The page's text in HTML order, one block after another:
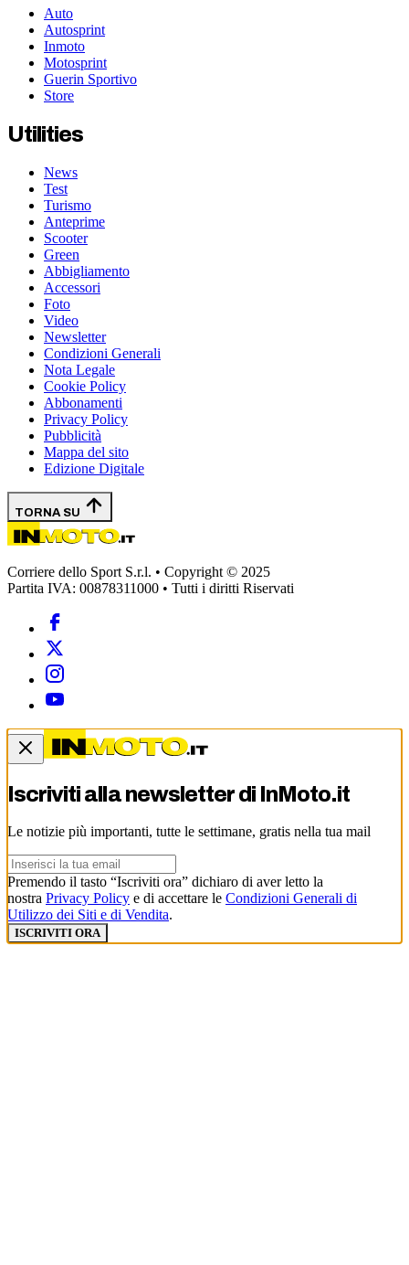
Auto
Autosprint
Inmoto
Motosprint
Guerin Sportivo
Store
Utilities
News
Test
Turismo
Anteprime
Scooter
Green
Abbigliamento
Accessori
Foto
Video
Newsletter
Condizioni Generali
Nota Legale
Cookie Policy
Abbonamenti
Privacy Policy
Pubblicità
Mappa del sito
Edizione Digitale
TORNA SU
Corriere dello Sport S.r.l. • Copyright © 2025
Partita IVA: 00878311000 • Tutti i diritti Riservati
Iscriviti alla newsletter di InMoto.it
Le notizie più importanti, tutte le settimane, gratis nella tua mail
Premendo il tasto “Iscriviti ora” dichiaro di aver letto la
nostra Privacy Policy e di accettare le Condizioni Generali di
Utilizzo dei Siti e di Vendita.
ISCRIVITI ORA